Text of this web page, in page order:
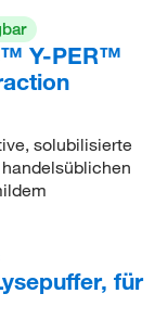
Y-PER™
solubilisierte
für